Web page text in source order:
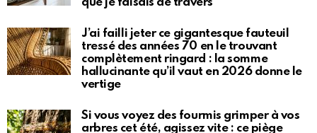
que je faisais de travers
J’ai failli jeter ce gigantesque fauteuil
tressé des années 70 en le trouvant
complètement ringard : la somme
hallucinante qu’il vaut en 2026 donne le
vertige
Si vous voyez des fourmis grimper à vos
arbres cet été, agissez vite : ce piège